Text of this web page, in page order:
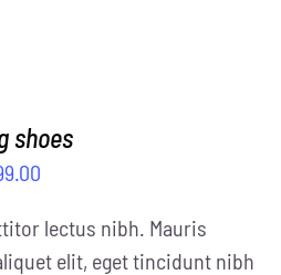
shoes
lectus nibh. Mauris
elit, eget tincidunt nibh